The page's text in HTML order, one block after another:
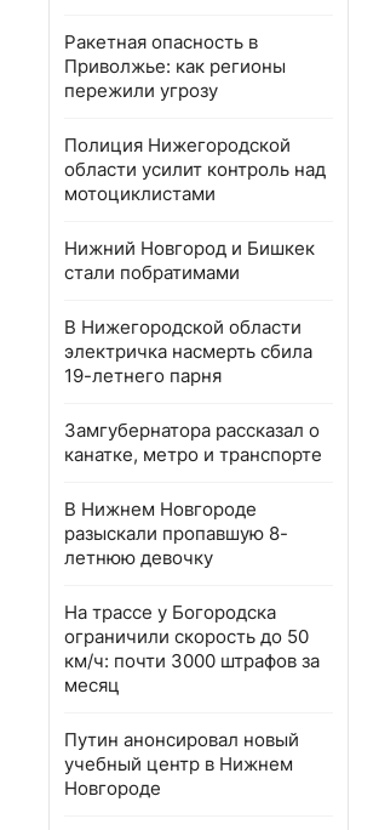
Ракетная опасность в
Приволжье: как регионы
пережили угрозу
Полиция Нижегородской
области усилит контроль над
мотоциклистами
Нижний Новгород и Бишкек
стали побратимами
В Нижегородской области
электричка насмерть сбила
19-летнего парня
Замгубернатора рассказал о
канатке, метро и транспорте
В Нижнем Новгороде
разыскали пропавшую 8-
летнюю девочку
На трассе у Богородска
ограничили скорость до 50
км/ч: почти 3000 штрафов за
месяц
Путин анонсировал новый
учебный центр в Нижнем
Новгороде